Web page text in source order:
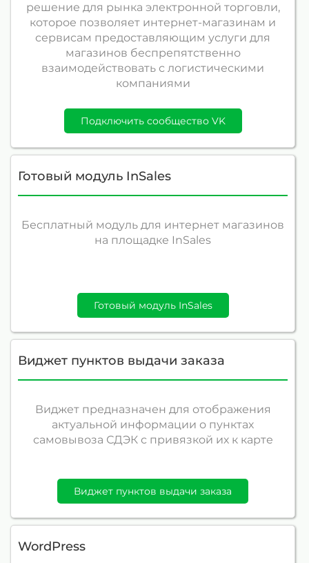
решение для рынка электронной торговли,
которое позволяет интернет-магазинам и
сервисам предоставляющим услуги для
магазинов беспрепятственно
взаимодействовать с логистическими
компаниями
Подключить сообщество VK
Готовый модуль InSales
Бесплатный модуль для интернет магазинов
на площадке InSales
Готовый модуль InSales
Виджет пунктов выдачи заказа
Виджет предназначен для отображения
актуальной информации о пунктах
самовывоза СДЭК с привязкой их к карте
Виджет пунктов выдачи заказа
WordPress